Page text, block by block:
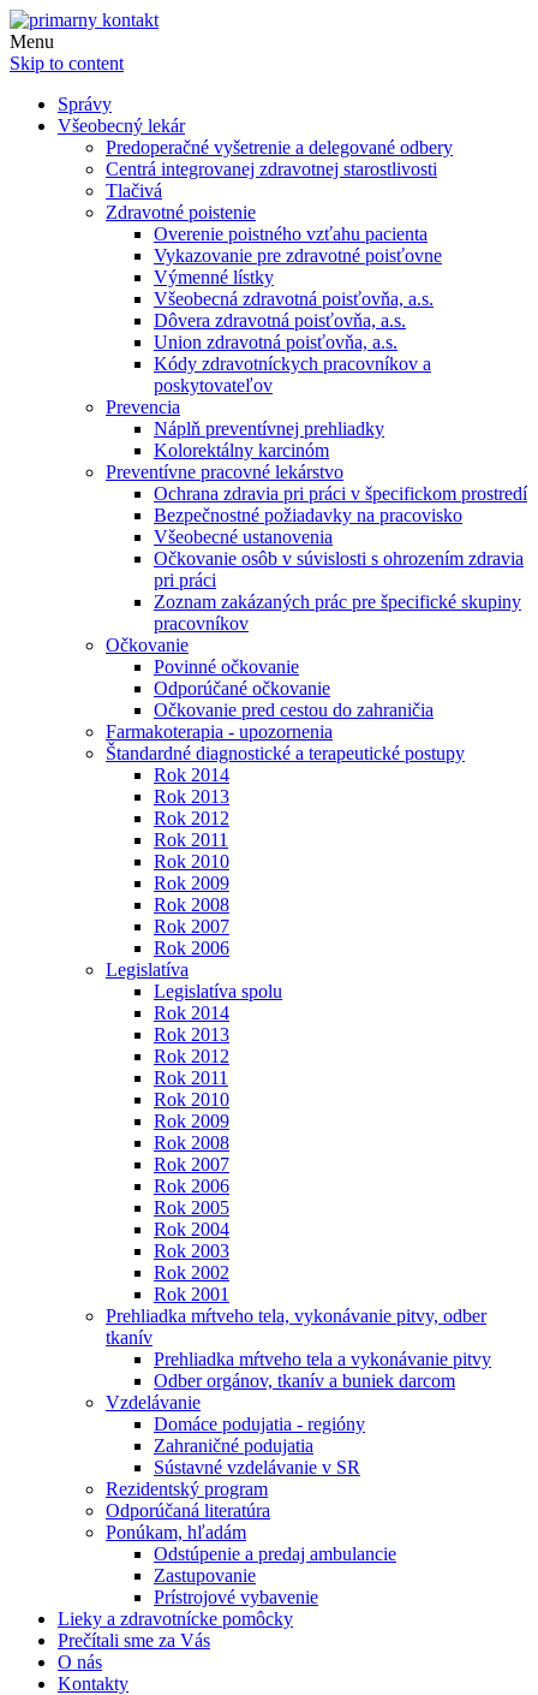
Menu
Skip to content
Správy
Všeobecný lekár
Predoperačné vyšetrenie a delegované odbery
Centrá integrovanej zdravotnej starostlivosti
Tlačivá
Zdravotné poistenie
Overenie poistného vzťahu pacienta
Vykazovanie pre zdravotné poisťovne
Výmenné lístky
Všeobecná zdravotná poisťovňa, a.s.
Dôvera zdravotná poisťovňa, a.s.
Union zdravotná poisťovňa, a.s.
Kódy zdravotníckych pracovníkov a
poskytovateľov
Prevencia
Náplň preventívnej prehliadky
Kolorektálny karcinóm
Preventívne pracovné lekárstvo
Ochrana zdravia pri práci v špecifickom prostredí
Bezpečnostné požiadavky na pracovisko
Všeobecné ustanovenia
Očkovanie osôb v súvislosti s ohrozením zdravia
pri práci
Zoznam zakázaných prác pre špecifické skupiny
pracovníkov
Očkovanie
Povinné očkovanie
Odporúčané očkovanie
Očkovanie pred cestou do zahraničia
Farmakoterapia - upozornenia
Štandardné diagnostické a terapeutické postupy
Rok 2014
Rok 2013
Rok 2012
Rok 2011
Rok 2010
Rok 2009
Rok 2008
Rok 2007
Rok 2006
Legislatíva
Legislatíva spolu
Rok 2014
Rok 2013
Rok 2012
Rok 2011
Rok 2010
Rok 2009
Rok 2008
Rok 2007
Rok 2006
Rok 2005
Rok 2004
Rok 2003
Rok 2002
Rok 2001
Prehliadka mŕtveho tela, vykonávanie pitvy, odber
tkanív
Prehliadka mŕtveho tela a vykonávanie pitvy
Odber orgánov, tkanív a buniek darcom
Vzdelávanie
Domáce podujatia - regióny
Zahraničné podujatia
Sústavné vzdelávanie v SR
Rezidentský program
Odporúčaná literatúra
Ponúkam, hľadám
Odstúpenie a predaj ambulancie
Zastupovanie
Prístrojové vybavenie
Lieky a zdravotnícke pomôcky
Prečítali sme za Vás
O nás
Kontakty